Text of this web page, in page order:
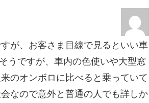
が、お客さま目線で見るといい車
うですが、車内の色使いや大型窓
のオンボロに比べると乗っていて
なので意外と普通の人でも詳しか